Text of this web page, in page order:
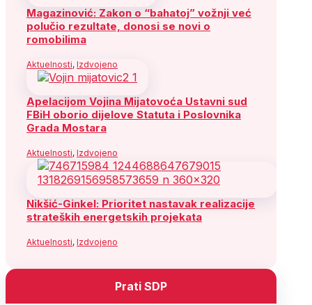
Magazinović: Zakon o “bahatoj” vožnji već
polučio rezultate, donosi se novi o
romobilima
Aktuelnosti, Izdvojeno
Apelacijom Vojina Mijatovoća Ustavni sud
FBiH oborio dijelove Statuta i Poslovnika
Grada Mostara
Aktuelnosti, Izdvojeno
Nikšić-Ginkel: Prioritet nastavak realizacije
strateških energetskih projekata
Aktuelnosti, Izdvojeno
Prati SDP